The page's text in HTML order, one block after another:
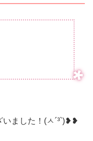
ました！(ㅅ´³`)❥❥